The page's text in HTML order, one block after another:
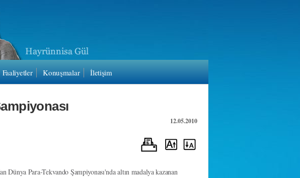
Faaliyetler Konuşmalar İletişim
12.05.2010
Dünya Para-Tekvando Şampiyonası'nda altın madalya kazanan